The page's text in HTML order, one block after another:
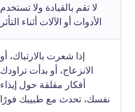
لا تقم بالقيادة ولا تستخدم
الأدوات أو الآلات أثناء التأثر
إذا شعرت بالارتباك، أو
الانزعاج، أو بدأت تراودك
أفكار مقلقة حول إيذاء
نفسك، تحدث مع طبيبك فورًا